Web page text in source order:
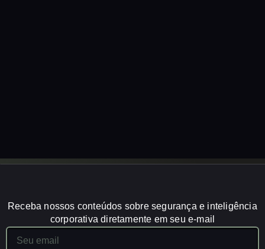
Receba nossos conteúdos sobre segurança e inteligência
corporativa diretamente em seu e-mail